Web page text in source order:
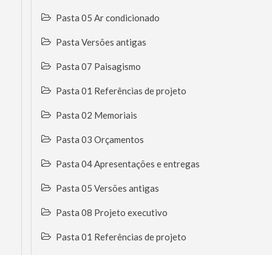
Pasta 05 Ar condicionado
Pasta Versões antigas
Pasta 07 Paisagismo
Pasta 01 Referências de projeto
Pasta 02 Memoriais
Pasta 03 Orçamentos
Pasta 04 Apresentações e entregas
Pasta 05 Versões antigas
Pasta 08 Projeto executivo
Pasta 01 Referências de projeto